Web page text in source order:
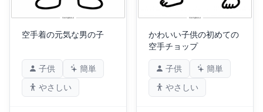
空手着の元気な男の子
子供
簡単
やさしい
かわいい子供の初めての
空手チョップ
子供
簡単
やさしい